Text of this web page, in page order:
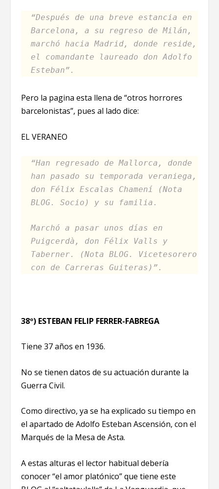
“Después de una breve estancia en
Barcelona, a su regreso de Milán,
marchó hacia Madrid, donde reside,
el comandante laureado don Adolfo
Esteban”.
Pero la pagina esta llena de “otros horrores
barcelonistas”, pues al lado dice:
EL VERANEO
“Han regresado de Mallorca, donde
han pasado su temporada veraniega,
don Félix Escalas Chamení (Nota
BLOG. Socio) y su familia.
Marchó a pasar unos días en
Puigcerdà, don Félix Valls y
Taberner. (Nota BLOG. Vicetesorero
con de Carreras Guiteras)”.
38º) ESTEBAN FELIP FERRER-FABREGA
Tiene 37 años en 1936.
No se tienen datos de su actuación durante la
Guerra Civil.
Como directivo, ya se ha explicado su tiempo en
el apartado de Adolfo Esteban Ascensión, con el
Marqués de la Mesa de Asta.
A estas alturas el lector habitual debería
conocer “el amor platónico” que tiene este